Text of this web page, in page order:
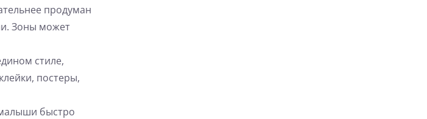
продуман
Зоны может
стиле,
постеры,
быстро